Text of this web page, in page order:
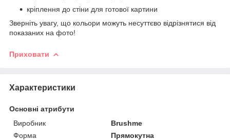
кріплення до стіни для готової картини
Зверніть увагу, що кольори можуть несуттєво відрізнятися від
показаних на фото!
Приховати
Характеристики
Основні атрибути
Виробник
Brushme
Форма
Прямокутна